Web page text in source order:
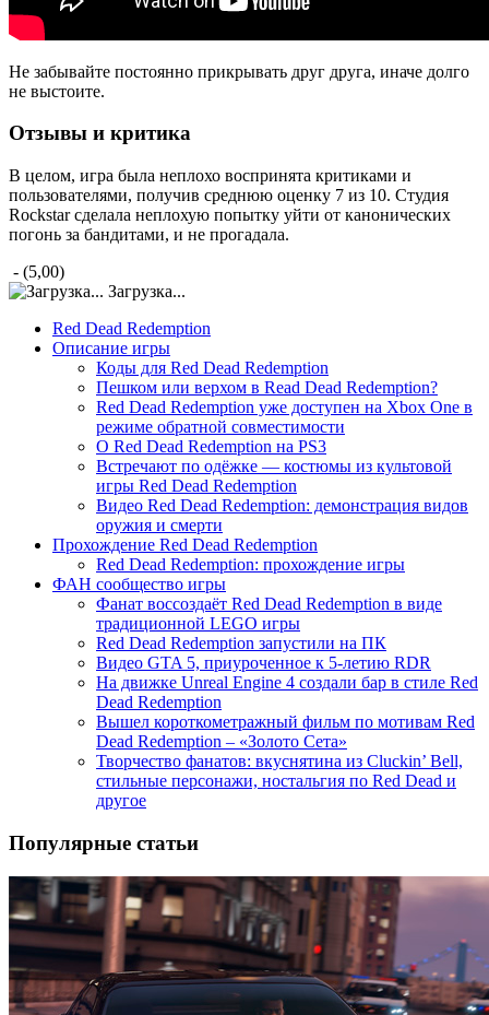
Не забывайте постоянно прикрывать друг друга, иначе долго
не выстоите.
Отзывы и критика
В целом, игра была неплохо воспринята критиками и
пользователями, получив среднюю оценку 7 из 10. Студия
Rockstar сделала неплохую попытку уйти от канонических
погонь за бандитами, и не прогадала.
- (5,00)
Загрузка...
Red Dead Redemption
Описание игры
Коды для Red Dead Redemption
Пешком или верхом в Read Dead Redemption?
Red Dead Redemption уже доступен на Xbox One в
режиме обратной совместимости
О Red Dead Redemption на PS3
Встречают по одёжке — костюмы из культовой
игры Red Dead Redemption
Видео Red Dead Redemption: демонстрация видов
оружия и смерти
Прохождение Red Dead Redemption
Red Dead Redemption: прохождение игры
ФАН сообщество игры
Фанат воссоздаёт Red Dead Redemption в виде
традиционной LEGO игры
Red Dead Redemption запустили на ПК
Видео GTA 5, приуроченное к 5-летию RDR
На движке Unreal Engine 4 создали бар в стиле Red
Dead Redemption
Вышел короткометражный фильм по мотивам Red
Dead Redemption – «Золото Сета»
Творчество фанатов: вкуснятина из Cluckin’ Bell,
стильные персонажи, ностальгия по Red Dead и
другое
Популярные статьи